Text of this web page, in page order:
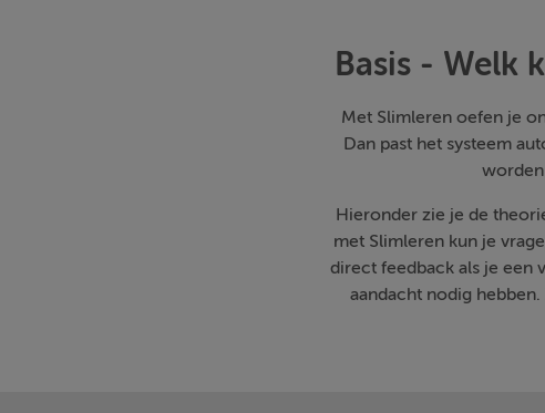
Basis - Welk
Met Slimleren oefen je
Dan past het systeem
Hieronder zie je de
met Slimleren kun je
direct feedback als je een
aandacht nodig